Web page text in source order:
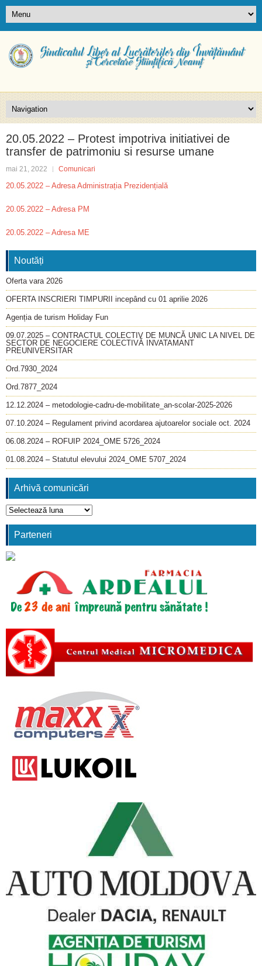
20.05.2022 – Protest impotriva initiativei de
transfer de patrimoniu si resurse umane
mai 21, 2022 Comunicari
20.05.2022 – Adresa Administrația Prezidențială
20.05.2022 – Adresa PM
20.05.2022 – Adresa ME
Noutăți
Oferta vara 2026
OFERTA INSCRIERI TIMPURII incepând cu 01 aprilie 2026
Agenția de turism Holiday Fun
09.07.2025 – CONTRACTUL COLECTIV DE MUNCĂ UNIC LA NIVEL DE
SECTOR DE NEGOCIERE COLECTIVĂ INVATAMANT
PREUNIVERSITAR
Ord.7930_2024
Ord.7877_2024
12.12.2024 – metodologie-cadru-de-mobilitate_an-scolar-2025-2026
07.10.2024 – Regulament privind acordarea ajutoarelor sociale oct. 2024
06.08.2024 – ROFUIP 2024_OME 5726_2024
01.08.2024 – Statutul elevului 2024_OME 5707_2024
Arhivă comunicări
Arhivă
comunicări
Parteneri